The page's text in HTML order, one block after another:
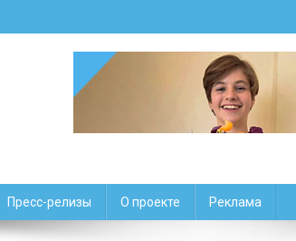
Пресс-релизы О проекте Реклама